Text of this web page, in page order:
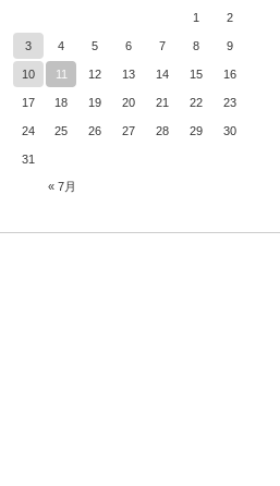
« 7月
1 2
3 4 5 6 7 8 9
10 11 12 13 14 15 16
17 18 19 20 21 22 23
24 25 26 27 28 29 30
31